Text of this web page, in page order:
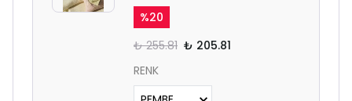
%20
₺ 255.81 ₺ 205.81
RENK